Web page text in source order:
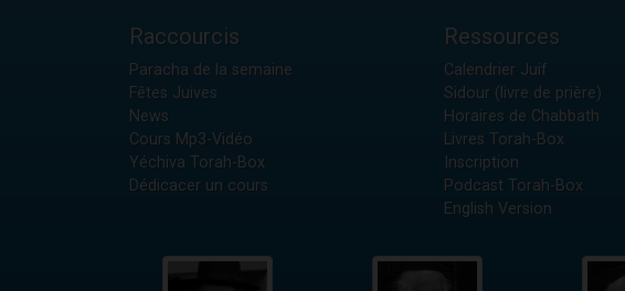
Raccourcis
Paracha de la semaine
Fêtes Juives
News
Cours Mp3-Vidéo
Yéchiva Torah-Box
Dédicacer un cours
Ressources
Calendrier Juif
Sidour (livre de prière)
Horaires de Chabbath
Livres Torah-Box
Inscription
Podcast Torah-Box
English Version